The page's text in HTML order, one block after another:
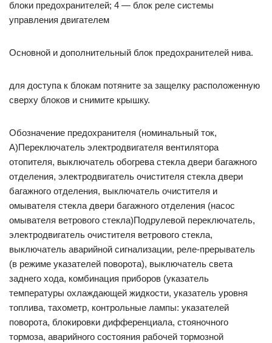
блоки предохранителей; 4 — блок реле системы
управления двига­телем
Основной и дополнительный блок предохранителей нива.
для доступа к блокам потяните за защелку расположенную
сверху блоков и снимите крышку.
Обозначение предохранителя (номинальный ток,
А)Переключатель электродвигателя вентилятора
отопителя, выключатель обогрева стекла двери багажного
отделения, электродвигатель очистителя стекла двери
багажного отделения, выключатель очистителя и
омывателя стекла двери багажного отделения (насос
омывателя ветрового стекла)Подрулевой переключатель,
электродвигатель очистителя ветрового стекла,
выключатель аварийной сигнализации, реле-прерыватель
(в режиме указателей поворота), выключатель света
заднего хода, комбинация приборов (указатель
температуры охлаждающей жидкости, указатель уровня
топлива, тахометр, контрольные лампы: указателей
поворота, блокировки дифференциала, стояночного
тормоза, аварийного состояния рабочей тормозной